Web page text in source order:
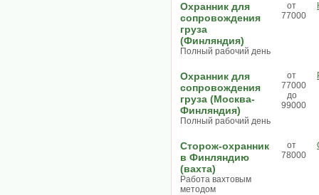
Охранник для
сопровождения
груза
(Финляндия)
Полный рабочий день
от
77000
Охранник для
сопровождения
груза (Москва-
Финляндия)
Полный рабочий день
от
77000
до
99000
Сторож-охранник
в Финляндию
(вахта)
Работа вахтовым
методом
от
78000